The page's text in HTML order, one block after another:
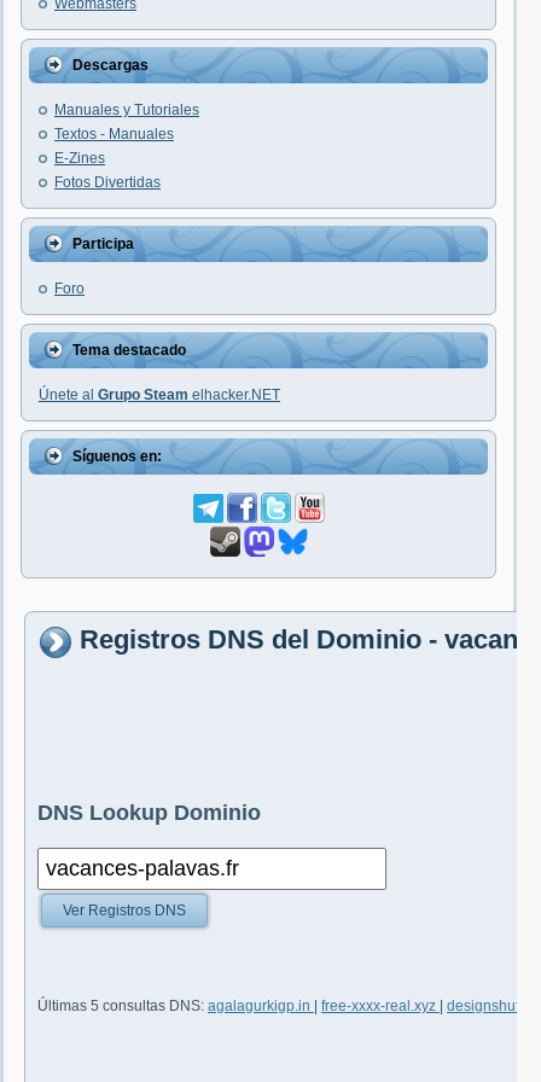
Webmasters
Descargas
Manuales y Tutoriales
Textos - Manuales
E-Zines
Fotos Divertidas
Participa
Foro
Tema destacado
Únete al Grupo Steam elhacker.NET
Síguenos en:
Registros DNS del Dominio -
DNS Lookup Dominio
Ver Registros DNS
Últimas 5 consultas DNS: agalagurkigp.in free-xxxx-real.xyz